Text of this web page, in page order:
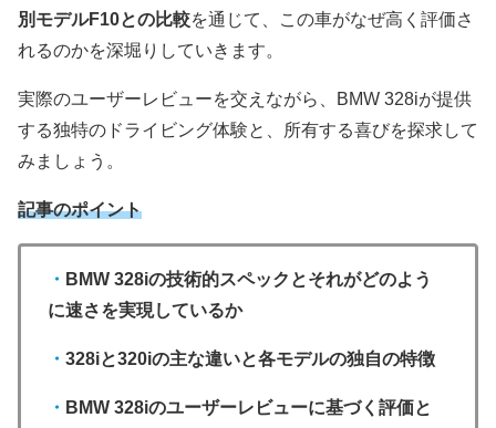
別モデルF10との比較を通じて、この車がなぜ高く評価さ
れるのかを深堀りしていきます。
実際のユーザーレビューを交えながら、BMW 328iが提供
する独特のドライビング体験と、所有する喜びを探求して
みましょう。
記事のポイント
・ BMW 328iの技術的スペックとそれがどのよう
に速さを実現しているか
・ 328iと320iの主な違いと各モデルの独自の特徴
・ BMW 328iのユーザーレビューに基づく評価と